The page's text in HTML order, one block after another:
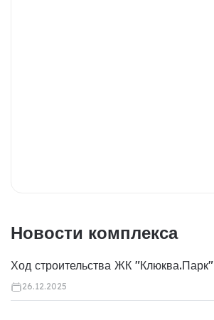
Новости комплекса
Ход строительства ЖК "Клюква.Парк"
26.12.2025